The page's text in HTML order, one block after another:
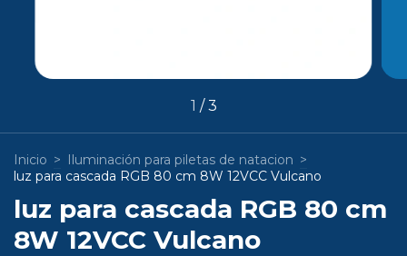
1 /3
Inicio > Iluminación para piletas de natacion >
luz para cascada RGB 80 cm 8W 12VCC Vulcano
luz para cascada RGB 80 cm
8W 12VCC Vulcano